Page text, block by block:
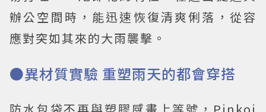
辦公空間時，能迅速恢復清爽俐落，從容
應對突如其來的大雨襲擊。
●異材質實驗 重塑雨天的都會穿搭